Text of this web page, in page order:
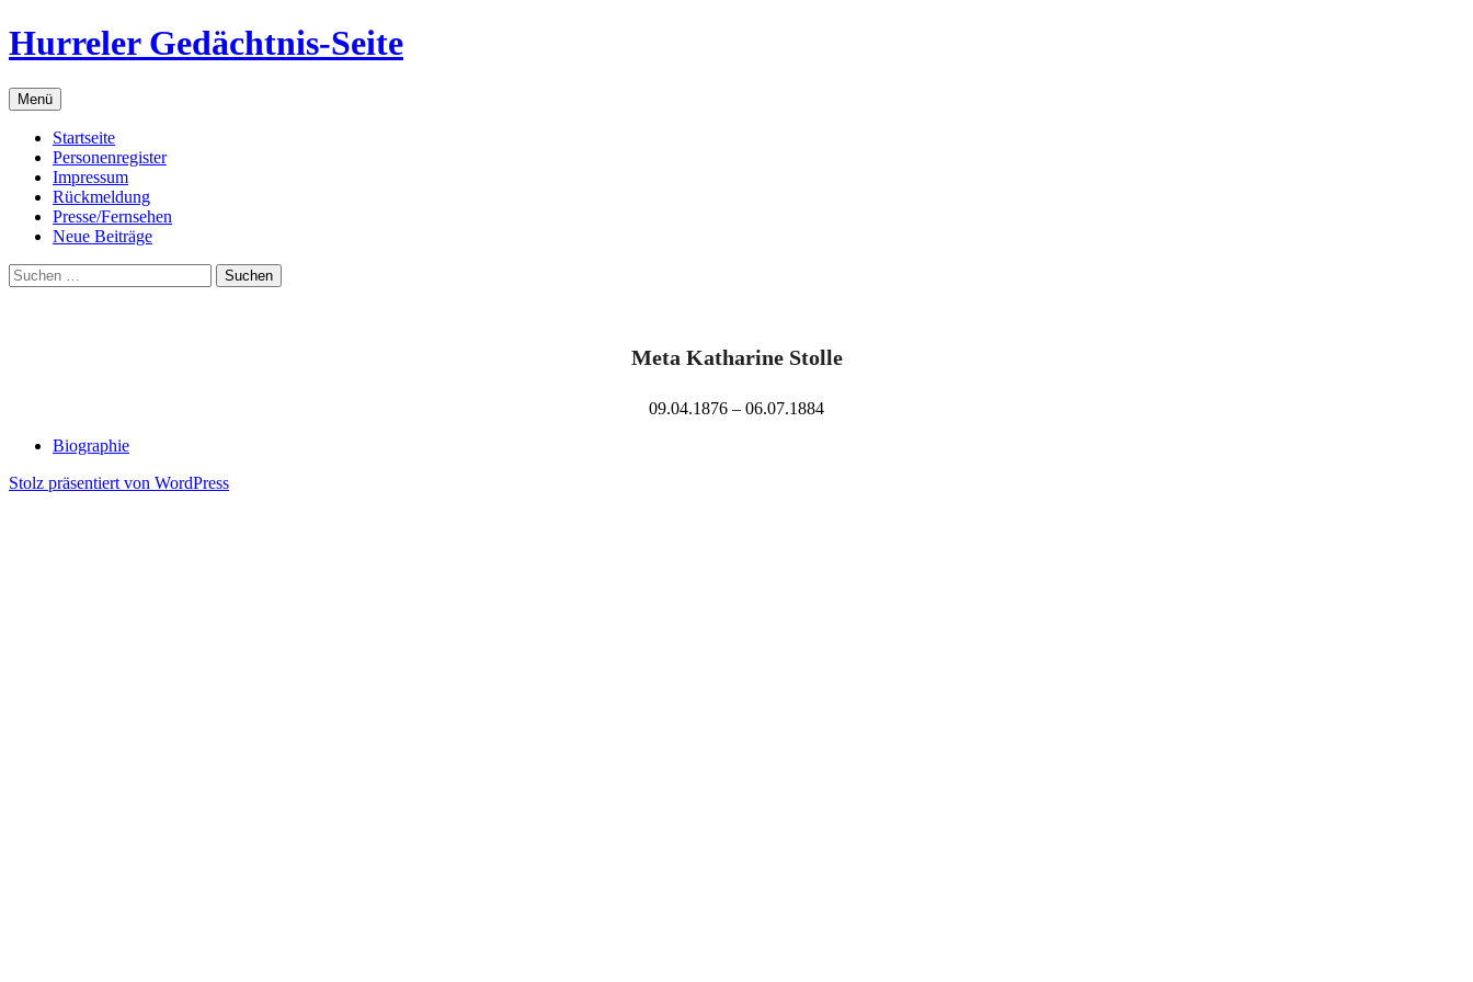
Zum
Inhalt
Hurreler Gedächtnis-Seite
Menü
Startseite
Personenregister
Impressum
Rückmeldung
Presse/Fernsehen
Neue Beiträge
Suchen
nach:
Meta Katharine Stolle
09.04.1876 – 06.07.1884
Biographie
Stolz präsentiert von WordPress